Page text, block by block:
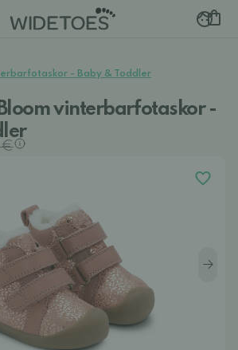
- Baby & Toddler
vinterbarfotaskor -
€